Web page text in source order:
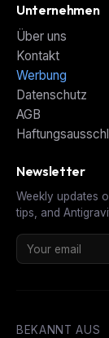
Unternehmen
Über uns
Kontakt
Werbung
Datenschutz
AGB
Newsletter
Weekly updates
tips, and
BEKANNT AUS